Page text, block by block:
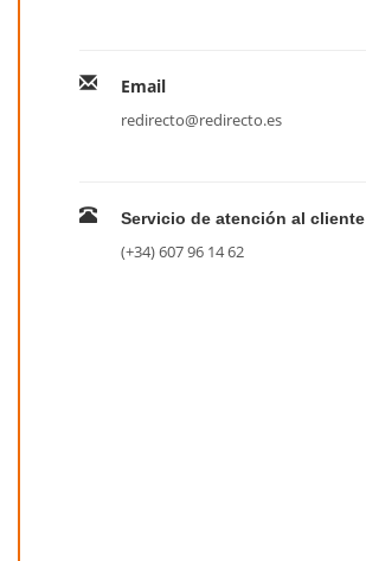
Email
redirecto@redirecto.es
Servicio de atención al cliente
(+34) 607 96 14 62